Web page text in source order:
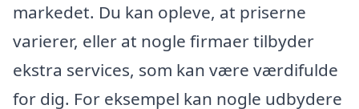
markedet. Du kan opleve, at priserne
varierer, eller at nogle firmaer tilbyder
ekstra services, som kan være værdifulde
for dig. For eksempel kan nogle udbydere